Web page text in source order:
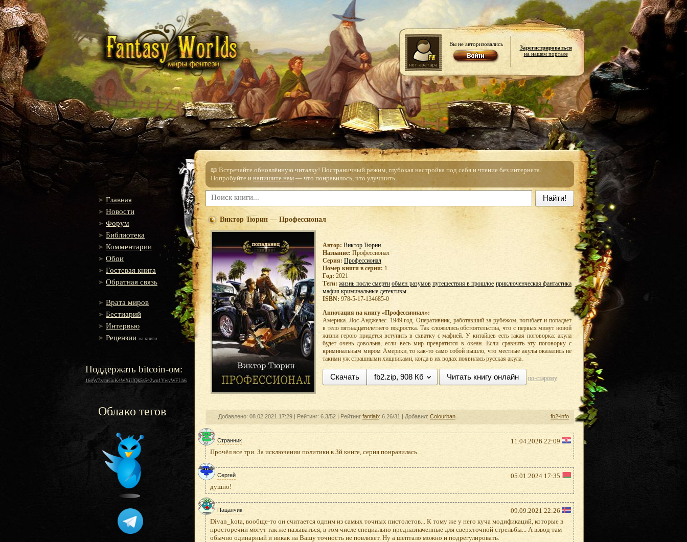
Вы не авторизовались
Зарегистрироваться
на нашем портале
Главная
Новости
Форум
Библиотека
Комментарии
Обои
Гостевая книга
Обратная связь
Врата миров
Бестиарий
Интервью
Рецензии на книги
Поддержать bitcoin-ом:
16gW7zamGuK4WXiUQk5s542wu1YwyWFLh6
Облако тегов
📖 Встречайте обновлённую читалку! Постраничный режим, глубокая настройка под себя и чтение без интернета.
Попробуйте и напишите нам — что понравилось, что улучшить.
Найти!
Виктор Тюрин — Профессионал
Автор: Виктор Тюрин
Название: Профессионал
Серия: Профессионал
Номер книги в серии: 1
Год: 2021
Теги: жизнь после смерти обмен разумов путешествия в прошлое приключенческая фантастика
мафия криминальные детективы
ISBN: 978-5-17-134685-0
Аннотация на книгу «Профессионал»:
Америка. Лос-Анджелес. 1949 год. Оперативник, работавший за рубежом, погибает и попадает
в тело пятнадцатилетнего подростка. Так сложились обстоятельства, что с первых минут новой
жизни герою придется вступить в схватку с мафией. У китайцев есть такая поговорка: акула
будет очень довольна, если весь мир превратится в океан. Если сравнить эту поговорку с
криминальным миром Америки, то как-то само собой вышло, что местные акулы оказались не
такими уж страшными хищниками, когда в их водах появилась русская акула.
Скачать fb2.zip, 908 Кб Читать книгу онлайн по-старому
Добавлено: 08.02.2021 17:29 | Рейтинг: 6.3/52 | Рейтинг fantlab: 6.26/31 | Добавил: Colourban fb2-info
Странник
11.04.2026 22:09
Прочёл все три. За исключении политики в 3й книге, серия понравилась.
Сергей
05.01.2024 17:35
душно!
Пацанчик
09.09.2021 22:26
Divan_kota, вообще-то он считается одним из самых точных пистолетов... К тому же у него куча модификаций, которые в
просторечии могут так же называться, в том числе специально предназначенные для сверхточной стрельбы... А взвод там
обычно одинарный и никак на Вашу точность не повлияет. Ну а шептало можно и подрегулировать.